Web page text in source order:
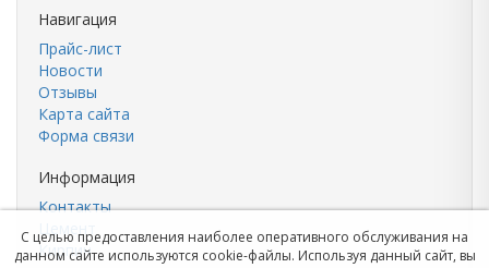
Навигация
Прайс-лист
Новости
Отзывы
Карта сайта
Форма связи
Информация
Контакты
Кирпич
С целью предоставления наиболее оперативного обслуживания на
данном сайте используются cookie-файлы. Используя данный сайт, вы